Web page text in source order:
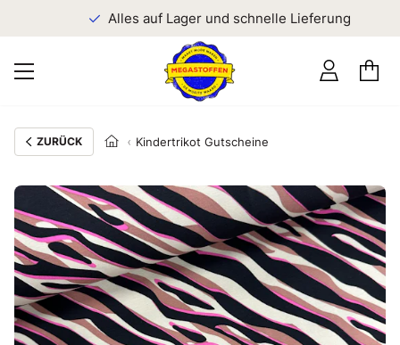
Alles auf Lager und schnelle Lieferung
ZURÜCK Kindertrikot Gutscheine